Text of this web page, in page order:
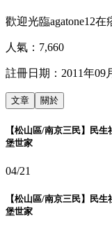
歡迎光臨agatone12
人氣： 7,660
註冊日期： 2011年09
文章 關於
【松山區/南京三民】民
堡世家
04/21
【松山區/南京三民】民
堡世家